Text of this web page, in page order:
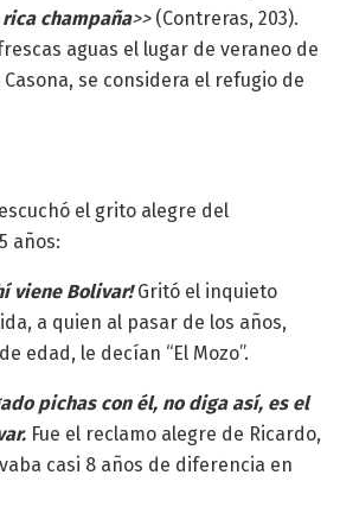
champaña>>(Contreras, 203).
aguas el lugar de veraneo de
se considera el refugio de
el grito alegre del
años:
viene Bolivar!Gritó el inquieto
a quien al pasar de los años,
edad, le decían “El Mozo”.
pichas con él, no diga así, es el
Fue el reclamo alegre de Ricardo,
casi 8 años de diferencia en